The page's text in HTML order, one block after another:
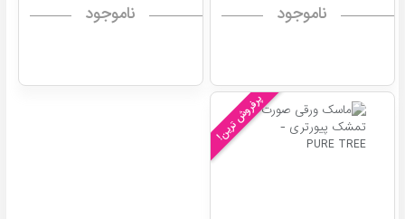
ناموجود ناموجود
پرفروش ترین!